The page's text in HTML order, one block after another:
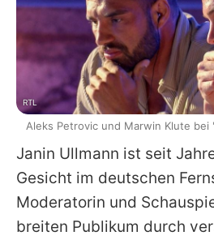
Janin Ullmann ist seit
Gesicht im deutschen
Moderatorin und
breiten Publikum durch
RTL
Aleks Petrovic und Marwin Klute bei